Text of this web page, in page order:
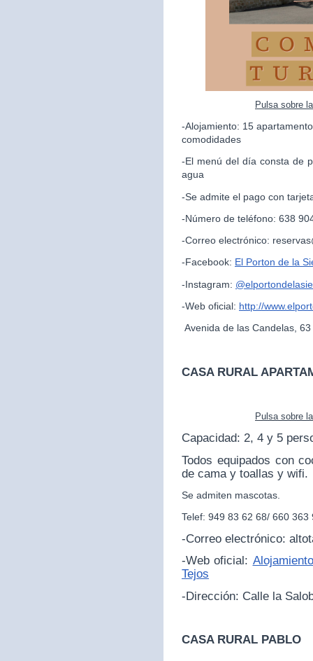
Pulsa sobre
-Alojamiento: 15
comodidades
-El menú del día consta de
agua
-Se admite el pago con
-Número de teléfono: 638
-Correo electrónico:
-Facebook: El Porton de la
-Instagram: @
-Web oficial: http://
Avenida de las Candelas, 63
CASA RURAL
Pulsa sobre
Capacidad: 2, 4 y 5
Todos equipados con
de cama y toallas y wifi.
Se admiten mascotas.
Telef: 949 83 62 68/ 660 363
-Correo electrónico:
-Web oficial:
Tejos
-Dirección: Calle la
CASA RURAL PABLO